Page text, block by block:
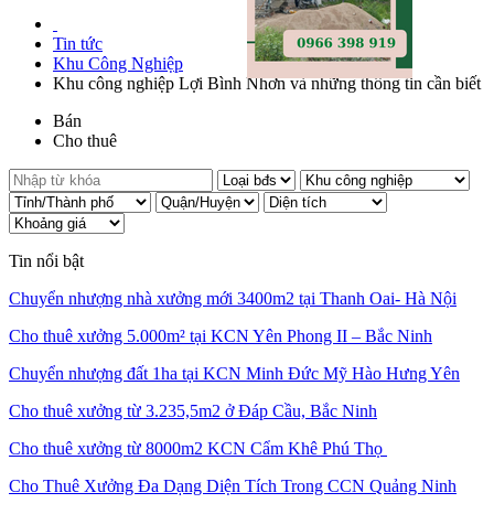
Tin tức
Khu Công Nghiệp
Khu công nghiệp Lợi Bình Nhơn và những thông tin cần biết
Bán
Cho thuê
Tin nổi bật
Chuyển nhượng nhà xưởng mới 3400m2 tại Thanh Oai- Hà Nội
Cho thuê xưởng 5.000m² tại KCN Yên Phong II – Bắc Ninh
Chuyển nhượng đất 1ha tại KCN Minh Đức Mỹ Hào Hưng Yên
Cho thuê xưởng từ 3.235,5m2 ở Đáp Cầu, Bắc Ninh
Cho thuê xưởng từ 8000m2 KCN Cẩm Khê Phú Thọ
Cho Thuê Xưởng Đa Dạng Diện Tích Trong CCN Quảng Ninh